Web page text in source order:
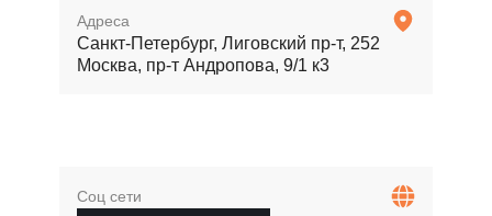
Соц сети
Адреса
Санкт-Петербург, Лиговский пр-т, 252
Москва, пр-т Андропова, 9/1 к3